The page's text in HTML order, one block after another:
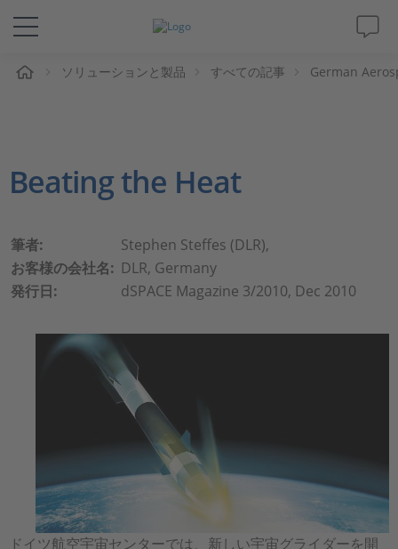
ソリューションと製品
動画
Magazine
企業情報
採用情報
ソリューションと製品 すべての記事 German
Beating the Heat
筆者:
Stephen Steffes (DLR),
お客様の会社名: DLR, Germany
発行日:
dSPACE Magazine 3/2010, Dec 2010
ドイツ航空宇宙センターでは、新しい宇宙グライダーを開